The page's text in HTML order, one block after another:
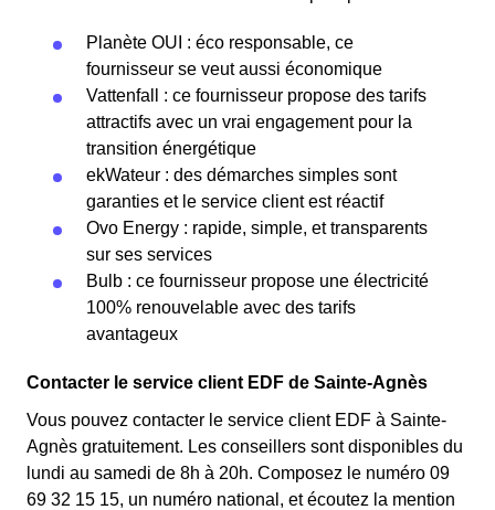
Planète OUI : éco responsable, ce
fournisseur se veut aussi économique
Vattenfall : ce fournisseur propose des tarifs
attractifs avec un vrai engagement pour la
transition énergétique
ekWateur : des démarches simples sont
garanties et le service client est réactif
Ovo Energy : rapide, simple, et transparents
sur ses services
Bulb : ce fournisseur propose une électricité
100% renouvelable avec des tarifs
avantageux
Contacter le service client EDF de Sainte-Agnès
Vous pouvez contacter le service client EDF à Sainte-
Agnès gratuitement. Les conseillers sont disponibles du
lundi au samedi de 8h à 20h. Composez le numéro 09
69 32 15 15, un numéro national, et écoutez la mention